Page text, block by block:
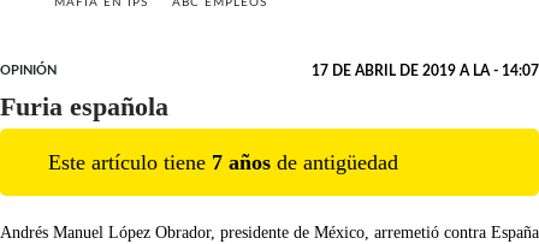
MAFIA EN IPS ABC EMPLEOS
OPINIÓN 17 DE ABRIL DE 2019 A LA - 14:07
Furia española
Este artículo tiene 7 años de antigüedad
Andrés Manuel López Obrador, presidente de México, arremetió contra España